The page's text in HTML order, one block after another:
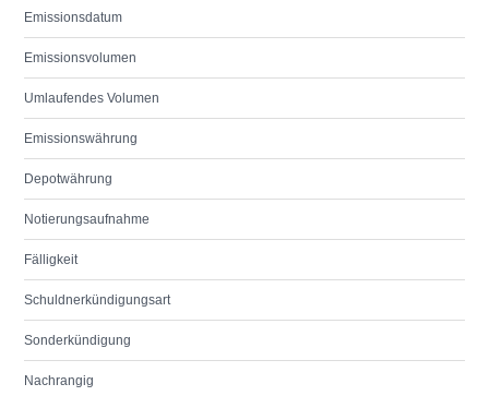
Emissionsdatum
Emissionsvolumen
Umlaufendes Volumen
Emissionswährung
Depotwährung
Notierungsaufnahme
Fälligkeit
Schuldnerkündigungsart
Sonderkündigung
Nachrangig